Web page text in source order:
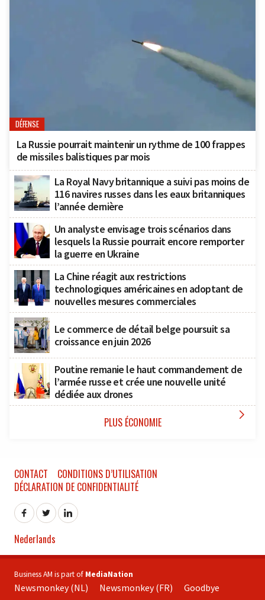
DÉFENSE
La Russie pourrait maintenir un rythme de 100 frappes
de missiles balistiques par mois
La Royal Navy britannique a suivi pas moins de
116 navires russes dans les eaux britanniques
l’année dernière
Un analyste envisage trois scénarios dans
lesquels la Russie pourrait encore remporter
la guerre en Ukraine
La Chine réagit aux restrictions
technologiques américaines en adoptant de
nouvelles mesures commerciales
Le commerce de détail belge poursuit sa
croissance en juin 2026
Poutine remanie le haut commandement de
l’armée russe et crée une nouvelle unité
dédiée aux drones
PLUS ÉCONOMIE 
CONTACT
CONDITIONS D’UTILISATION
DÉCLARATION DE CONFIDENTIALITÉ
Nederlands
Business AM is part of MediaNation
Newsmonkey (NL) Newsmonkey (FR) Goodbye